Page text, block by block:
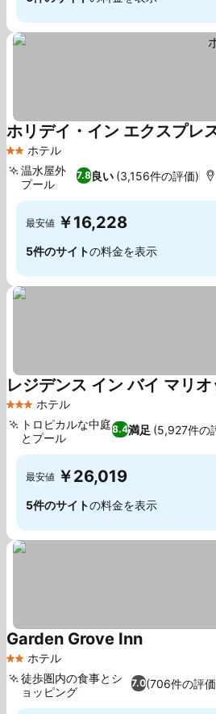
2 ホテルのランク
ホテル
ホリデイ・イン エクスプレ
7.8良い (3,156件の評価)
温水屋外
プール
最安値 ￥16,228
5件のサイトの料金を表示
3 ホテルのランク
ホテル
レジデンス イン バイ マリ
8.4満足 (5,927件の
トロピカルな中庭
とプール
最安値 ￥26,019
5件のサイトの料金を表示
2 ホテルのランク
ホテル
Garden Grove Inn料金を表示
7.0(706件の評
徒歩圏内の食事とシ
ョッピング